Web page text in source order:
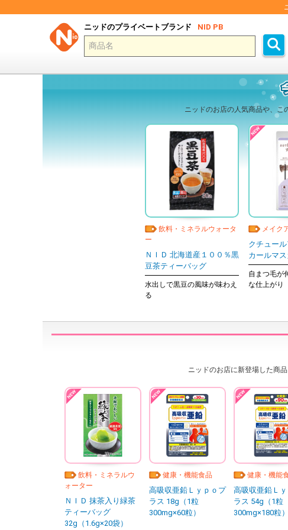
ニッドのプライベートブランド NID PB
ニッドのお店の人気商品や、
飲料・ミネラルウォータ
ー
ＮＩＤ 北海道産１００％黒
豆茶ティーバッグ
水出しで黒豆の風味が味わえ
る
メイク
クチュー
カールマス
自まつ毛が
な仕上がり
ニッドのお店に新登場した商
飲料・ミネラルウ
ォーター
ＮＩＤ 抹茶入り緑茶
ティーバッグ
32g（1.6g×20袋）
健康・機能食品
高吸収亜鉛Ｌｙｐｏプ
ラス 18g（1粒
300mg×60粒）
健康・機能
高吸収亜鉛Ｌ
ラス 54g（1粒
300mg×180粒）